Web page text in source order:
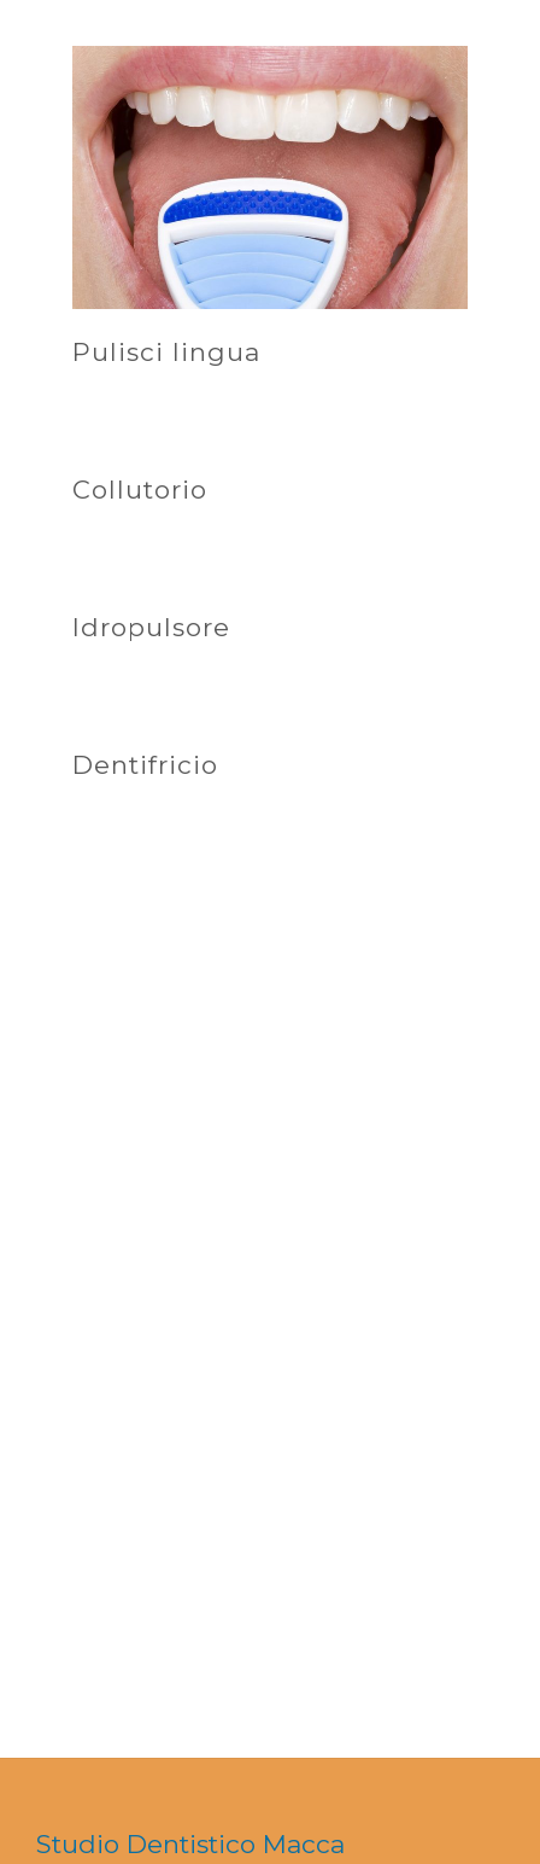
Pulisci lingua
Collutorio
Idropulsore
Dentifricio
Studio Dentistico Macca